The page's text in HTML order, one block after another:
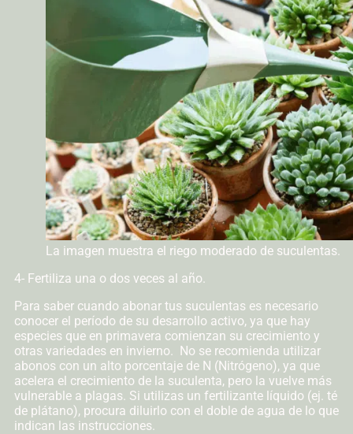
La imagen muestra el riego moderado de suculentas.
4- Fertiliza una o dos veces al año.
Para saber cuando abonar tus suculentas es necesario
conocer el período de su desarrollo activo, ya que hay
especies que en primavera comienzan su crecimiento y
otras variedades en invierno. No se recomienda utilizar
abonos con un alto porcentaje de N (Nitrógeno), ya que
acelera el crecimiento de la suculenta, pero la vuelve más
vulnerable a plagas. Si utilizas un fertilizante líquido (ej. té
de plátano), procura diluirlo con el doble de agua de lo que
indican las instrucciones.